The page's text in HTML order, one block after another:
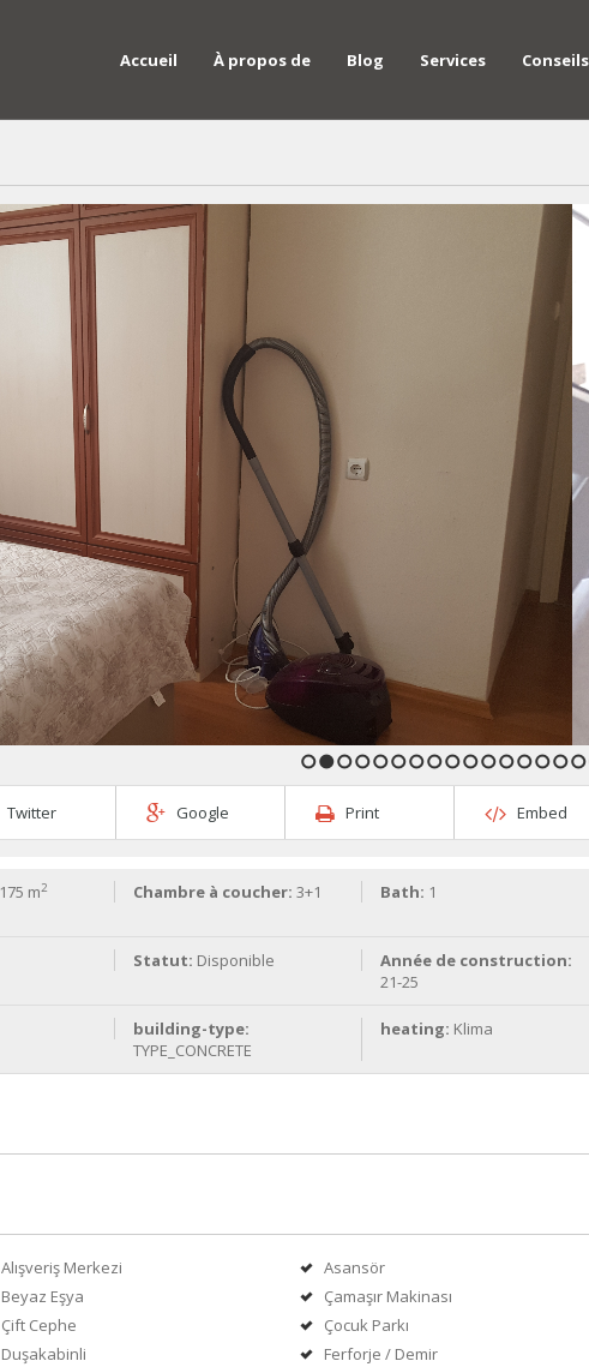
Accueil À propos de Blog Services
Twitter Google Print Embed
175 m2 Chambre à coucher: 3+1 Bath: 1
Statut: Disponible
Année de construction:
21-25
building-type:
TYPE_CONCRETE
heating: Klima
Alışveriş Merkezi
Asansör
Beyaz Eşya
Çamaşır Makinası
Çift Cephe
Çocuk Parkı
Duşakabinli
Ferforje / Demir